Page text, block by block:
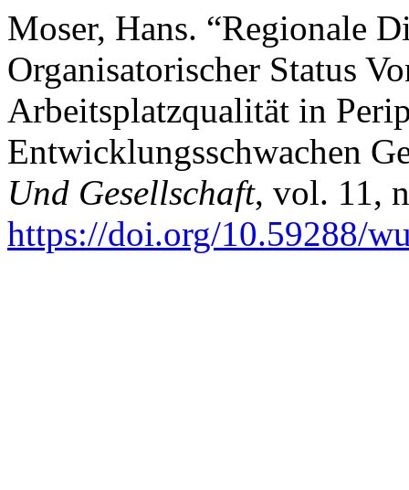
Moser, Hans. “Regionale
Organisatorischer Status
Arbeitsplatzqualität in
Entwicklungsschwachen
Und Gesellschaft, vol. 11,
https://doi.org/10.59288/